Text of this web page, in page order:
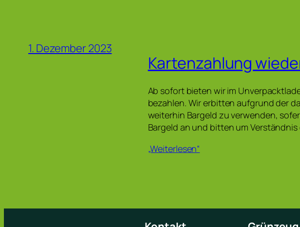
1. Dezember 2023
Kartenzahlung
Ab sofort bieten wir im
bezahlen. Wir erbitten aufgrund der
weiterhin Bargeld zu verwenden,
Bargeld an und bitten um
„Weiterlesen“